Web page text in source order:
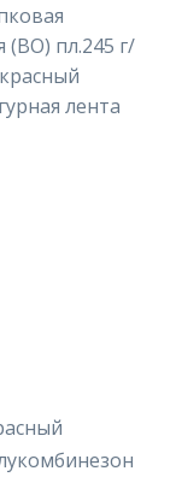
пл.245 г/
лента